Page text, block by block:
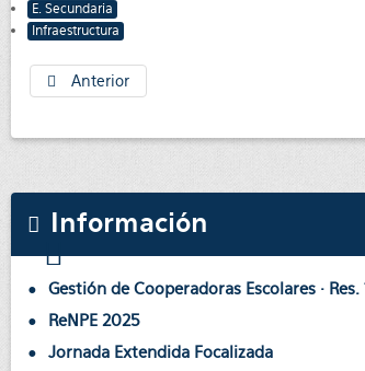
E. Secundaria
Infraestructura
Anterior
Información
Gestión de Cooperadoras Escolares ·
ReNPE 2025
Jornada Extendida Focalizada